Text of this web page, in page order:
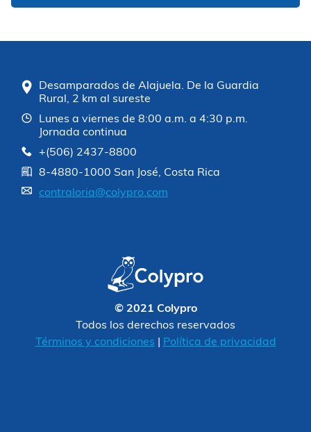
Desamparados de Alajuela. De la Guardia
Rural, 2 km al sureste
Lunes a viernes de 8:00 a.m. a 4:30 p.m.
Jornada continua
+(506) 2437-8800
8-4880-1000 San José, Costa Rica
contraloria@colypro.com
© 2021 Colypro
Todos los derechos reservados
Términos y condiciones
Política de privacidad